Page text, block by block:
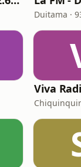
Duitama ·
Viva